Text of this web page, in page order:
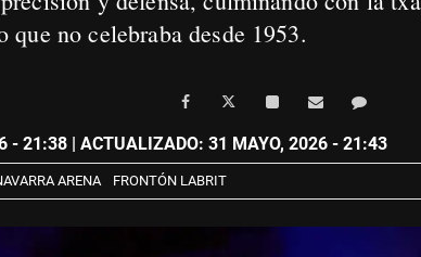
no celebraba desde 1953.
- 21:38| ACTUALIZADO: 31 MAYO, 2026 - 21:43
ARENA FRONTÓN LABRIT